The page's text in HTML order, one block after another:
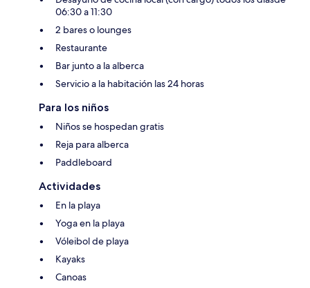
06:30 a 11:30
2 bares o lounges
Restaurante
Bar junto a la alberca
Servicio a la habitación las 24 horas
Para los niños
Niños se hospedan gratis
Reja para alberca
Paddleboard
Actividades
En la playa
Yoga en la playa
Vóleibol de playa
Kayaks
Canoas